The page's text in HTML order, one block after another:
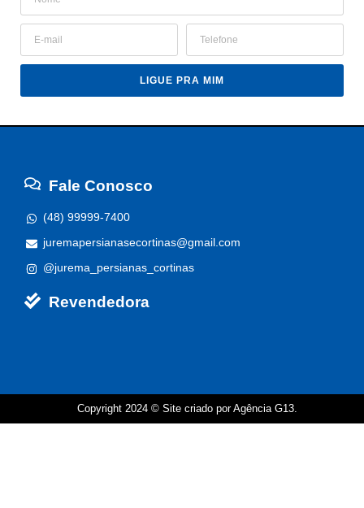
LIGUE PRA MIM
Fale Conosco
(48) 99999-7400
juremapersianasecortinas@gmail.com
@jurema_persianas_cortinas
Revendedora
Copyright 2024 © Site criado por Agência G13.